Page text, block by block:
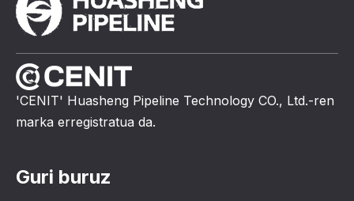
'CENIT' Huasheng Pipeline Technology CO., Ltd.-ren
marka erregistratua da.
Guri buruz